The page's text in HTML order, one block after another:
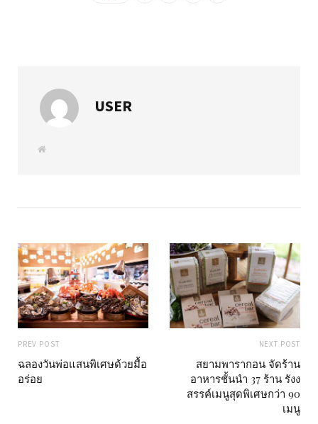
USER
W
PREV POST
ฉลองวันพ่อแสนพิเศษด้วยมื้อ
อร่อย
NEXT POST
สยามพารากอน จัดร้าน
อาหารชั้นนำ 37 ร้าน รังง
สรรค์เมนูสุดพิเศษกว่า 90
เมนู